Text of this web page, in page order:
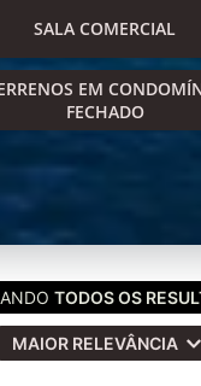
SALA COMERCIAL
EM
FECHADO
TODOS OS
MAIOR RELEVÂNCIA